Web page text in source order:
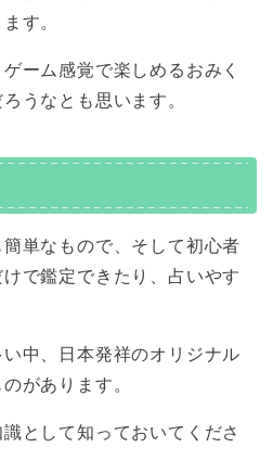
す。
ーム感覚で楽しめるおみく
うなとも思います。
単なもので、そして初心者
で鑑定できたり、占いやす
中、日本発祥のオリジナル
があります。
として知っておいてくださ